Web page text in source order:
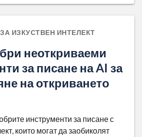
ИЗКУСТВЕН ИНТЕЛЕКТ
неоткриваеми
за писане на AI за
на откриването
инструменти за писане с
които могат да заобиколят